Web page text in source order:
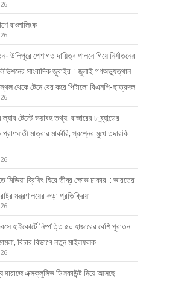
বাংলালিংক
উলিপুরে পেশাগত দায়িত্ব পালনে গিয়ে নির্যাতনের
সাংবাদিক জুবাইর : জুলাই গণঅভ্যুত্থান
থেকে টেনে বের করে পিটালো বিএনপি-ছাত্রদল
টেস্টে ভয়াবহ তথ্য: বাজারের ৮ ব্র্যান্ডের
প্রাণঘাতী মাত্রার মার্কারি, প্রশ্নের মুখে তদারকি
মিডিয়া ব্রিফিং ঘিরে তীব্র ক্ষোভ ঢাকার : ভারতের
মন্ত্রণালয়ের কড়া প্রতিক্রিয়া
হাইকোর্টে নিষ্পত্তি ৫০ হাজারের বেশি পুরাতন
বিচার বিভাগে নতুন মাইলফলক
দারাজে এক্সক্লুসিভ ডিসকাউন্ট নিয়ে আসছে